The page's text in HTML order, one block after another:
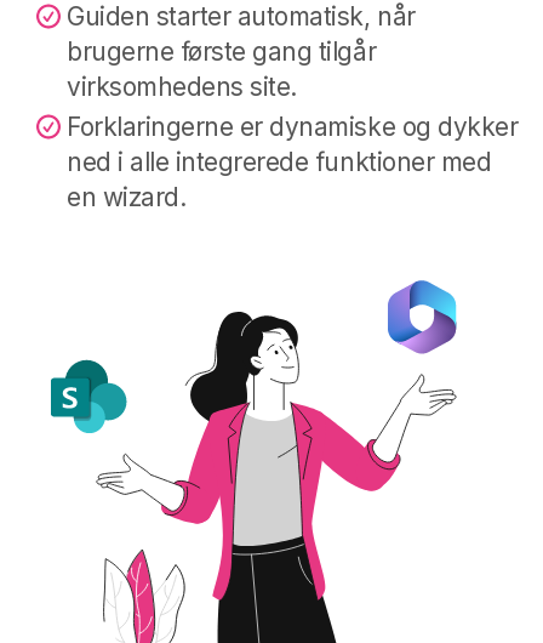
Guiden starter automatisk, når
brugerne første gang tilgår
virksomhedens site.
Forklaringerne er dynamiske og dykker
ned i alle integrerede funktioner med
en wizard.